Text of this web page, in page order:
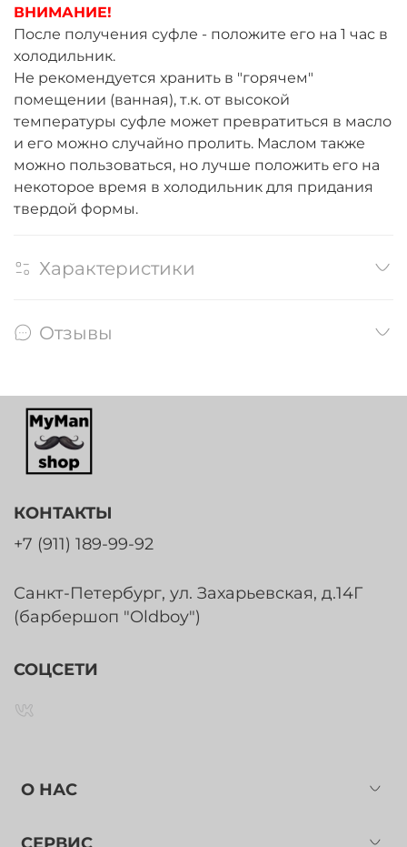
ВНИМАНИЕ!
После получения суфле - положите его на 1 час в
холодильник.
Не рекомендуется хранить в "горячем"
помещении (ванная), т.к. от высокой
температуры суфле может превратиться в масло
и его можно случайно пролить. Маслом также
можно пользоваться, но лучше положить его на
некоторое время в холодильник для придания
твердой формы.
Характеристики
Отзывы
О НАС
СЕРВИС
КОНТАКТЫ
+7 (911) 189-99-92
Санкт-Петербург, ул. Захарьевская, д.14Г
(барбершоп "Oldboy")
СОЦСЕТИ